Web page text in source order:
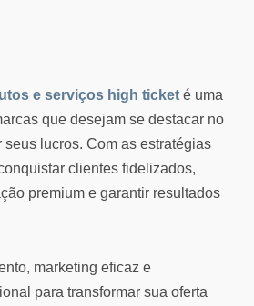
e serviços high ticket é uma
que desejam se destacar no
seus lucros. Com as estratégias
clientes fidelizados,
premium e garantir resultados
marketing eficaz e
para transformar sua oferta